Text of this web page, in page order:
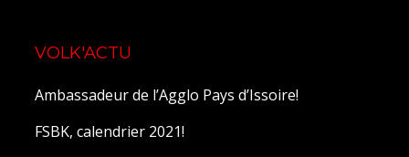
VOLK'ACTU
Ambassadeur de l’Agglo Pays d’Issoire!
FSBK, calendrier 2021!